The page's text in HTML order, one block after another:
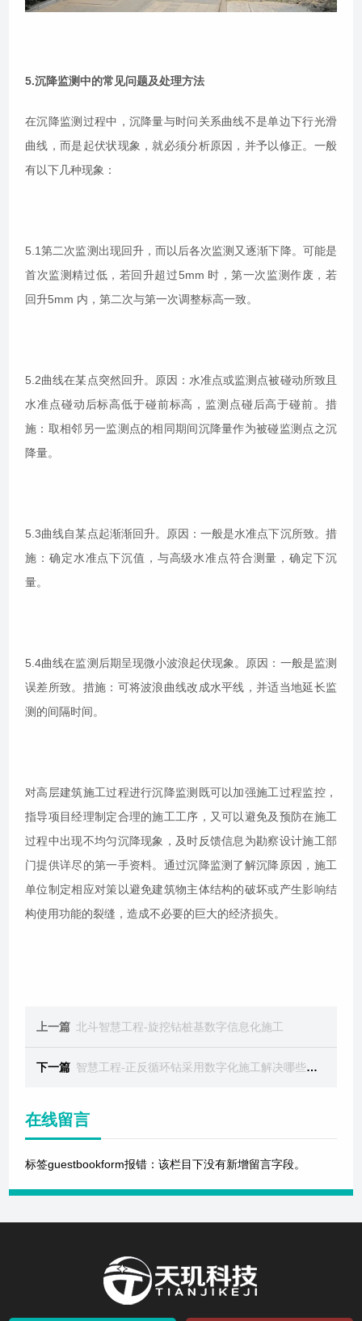
5.沉降监测中的常见问题及处理方法
在沉降监测过程中，沉降量与时问关系曲线不是单边下行光滑
曲线，而是起伏状现象，就必须分析原因，并予以修正。一般
有以下几种现象：
5.1第二次监测出现回升，而以后各次监测又逐渐下降。可能是
首次监测精过低，若回升超过5mm 时，第一次监测作废，若
回升5mm 内，第二次与第一次调整标高一致。
5.2曲线在某点突然回升。原因：水准点或监测点被碰动所致且
水准点碰动后标高低于碰前标高，监测点碰后高于碰前。措
施：取相邻另一监测点的相同期间沉降量作为被碰监测点之沉
降量。
5.3曲线自某点起渐渐回升。原因：一般是水准点下沉所致。措
施：确定水准点下沉值，与高级水准点符合测量，确定下沉
量。
5.4曲线在监测后期呈现微小波浪起伏现象。原因：一般是监测
误差所致。措施：可将波浪曲线改成水平线，并适当地延长监
测的间隔时间。
对高层建筑施工过程进行沉降监测既可以加强施工过程监控，
指导项目经理制定合理的施工工序，又可以避免及预防在施工
过程中出现不均匀沉降现象，及时反馈信息为勘察设计施工部
门提供详尽的第一手资料。通过沉降监测了解沉降原因，施工
单位制定相应对策以避免建筑物主体结构的破坏或产生影响结
构使用功能的裂缝，造成不必要的巨大的经济损失。
上一篇 北斗智慧工程-旋挖钻桩基数字信息化施工
下一篇 智慧工程-正反循环钻采用数字化施工解决哪些问题？
在线留言
标签guestbookform报错：该栏目下没有新增留言字段。